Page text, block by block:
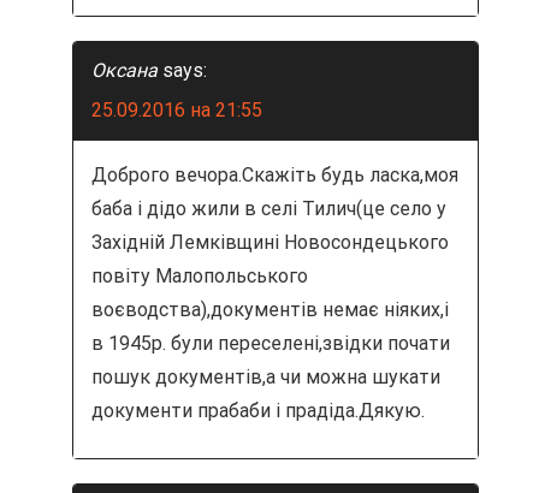
Оксана says:
25.09.2016 на 21:55
Доброго вечора.Скажіть будь ласка,моя
баба і дідо жили в селі Тилич(це село у
Західній Лемківщині Новосондецького
повіту Малопольського
воєводства),документів немає ніяких,і
в 1945р. були переселені,звідки почати
пошук документів,а чи можна шукати
документи прабаби і прадіда.Дякую.